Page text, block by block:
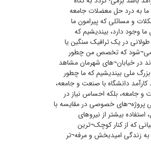
ما به درد حل معضلات جامعه
و مسائلی که پیرامون ما
وجود دارد، بیندیشیم که
در یک ترافیک سنگین یا
می¬شود که تخصص من چطور
در خیابان¬های شهرمان مشاهد
بزرگ ملی بیندیشیم که ما چطور
کارآمد دانشگاه با صنعت و جامعه،
جامعه، بلکه احساس نیاز در
پروژه¬های خصوصی در مقایسه با
بیشتر از نیروهای
که از کنار کوچک¬ترین
به زندگی امیدبخش و مرفه¬تر